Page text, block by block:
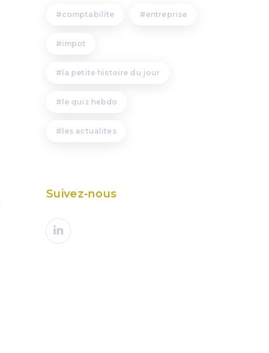
comptabilite entreprise
impot
la petite histoire du jour
le quiz hebdo
les actualites
Suivez-nous